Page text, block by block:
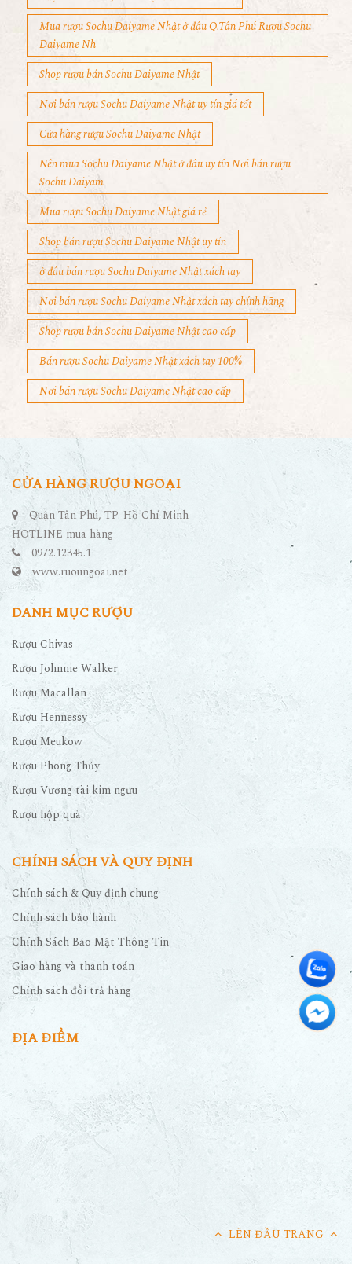
Mua rượu Sochu Daiyame Nhật ở đâu Q.Tân Phú Rượu Sochu
Daiyame Nh
Shop rượu bán Sochu Daiyame Nhật
Nơi bán rượu Sochu Daiyame Nhật uy tín giá tốt
Cửa hàng rượu Sochu Daiyame Nhật
Nên mua Sochu Daiyame Nhật ở đâu uy tín Nơi bán rượu
Sochu Daiyam
Mua rượu Sochu Daiyame Nhật giá rẻ
Shop bán rượu Sochu Daiyame Nhật uy tín
ở đâu bán rượu Sochu Daiyame Nhật xách tay
Nơi bán rượu Sochu Daiyame Nhật xách tay chính hãng
Shop rượu bán Sochu Daiyame Nhật cao cấp
Bán rượu Sochu Daiyame Nhật xách tay 100%
Nơi bán rượu Sochu Daiyame Nhật cao cấp
LÊN ĐẦU TRANG
CỬA HÀNG RƯỢU NGOẠI
Quận Tân Phú, TP. Hồ Chí Minh
HOTLINE mua hàng
0972.12345.1
www.ruoungoai.net
DANH MỤC RƯỢU
Rượu Chivas
Rượu Johnnie Walker
Rượu Macallan
Rượu Hennessy
Rượu Meukow
Rượu Phong Thủy
Rượu Vương tài kim ngưu
Rượu hộp quà
CHÍNH SÁCH VÀ QUY ĐỊNH
Chính sách & Quy định chung
Chính sách bảo hành
Chính Sách Bảo Mật Thông Tin
Giao hàng và thanh toán
Chính sách đổi trả hàng
ĐỊA ĐIỂM